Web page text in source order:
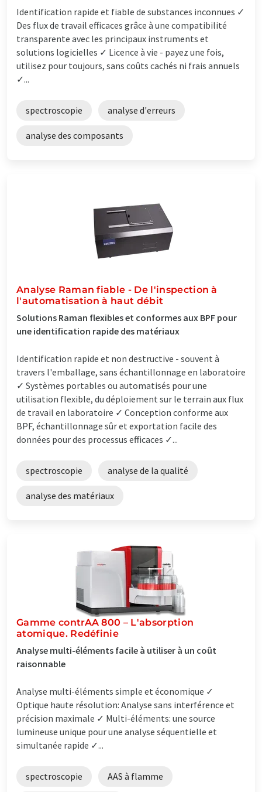
Identification rapide et fiable de substances inconnues ✓
Des flux de travail efficaces grâce à une compatibilité
transparente avec les principaux instruments et
solutions logicielles ✓ Licence à vie - payez une fois,
utilisez pour toujours, sans coûts cachés ni frais annuels
✓...
spectroscopie analyse d'erreurs
analyse des composants
Analyse Raman fiable - De l'inspection à
l'automatisation à haut débit
Solutions Raman flexibles et conformes aux BPF pour
une identification rapide des matériaux
Identification rapide et non destructive - souvent à
travers l'emballage, sans échantillonnage en laboratoire
✓ Systèmes portables ou automatisés pour une
utilisation flexible, du déploiement sur le terrain aux flux
de travail en laboratoire ✓ Conception conforme aux
BPF, échantillonnage sûr et exportation facile des
données pour des processus efficaces ✓...
spectroscopie analyse de la qualité
analyse des matériaux
Gamme contrAA 800 – L'absorption
atomique. Redéfinie
Analyse multi-éléments facile à utiliser à un coût
raisonnable
Analyse multi-éléments simple et économique ✓
Optique haute résolution: Analyse sans interférence et
précision maximale ✓ Multi-éléments: une source
lumineuse unique pour une analyse séquentielle et
simultanée rapide ✓...
spectroscopie AAS à flamme